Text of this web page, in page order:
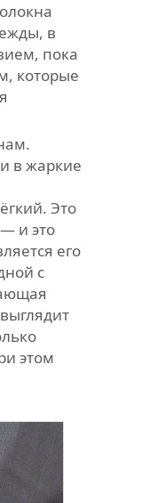
в
пока
которые
в жаркие
Это
и это
его
с
этом